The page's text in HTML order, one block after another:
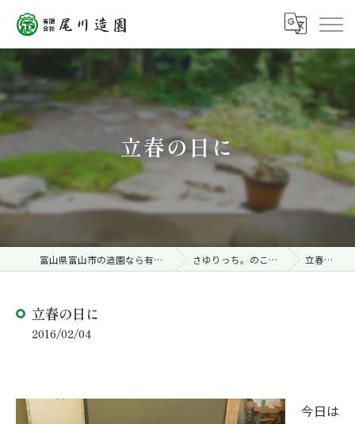
立春の日に
富山県富山市の造園なら有限会社尾川造園 さゆりっち。のこころことば 立春の日に
立春の日に
2016/02/04
今日は